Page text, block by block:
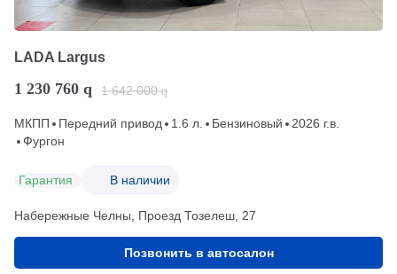
LADA Largus
1 230 760 q 1 642 000 q
МКПП Передний привод 1.6 л. Бензиновый
2026 г.в.
Фургон
Гарантия В наличии
Набережные Челны, Проезд ​Тозелеш, 27
Позвонить в автосалон